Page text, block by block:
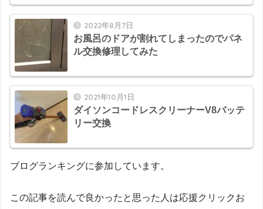
2022年8月7日
お風呂のドアが割れてしまったのでパネ
ル交換修理してみた
2021年10月1日
ダイソンコードレスクリーナーV8バッテ
リー交換
ブログランキングに参加しています。
この記事を読んで良かったと思った人は応援クリックお